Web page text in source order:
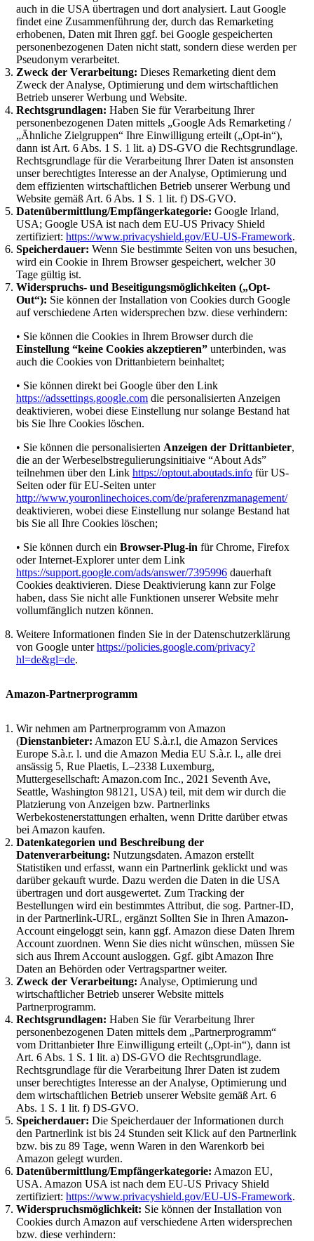
auch in die USA übertragen und dort analysiert. Laut Google
findet eine Zusammenführung der, durch das Remarketing
erhobenen, Daten mit Ihren ggf. bei Google gespeicherten
personenbezogenen Daten nicht statt, sondern diese werden per
Pseudonym verarbeitet.
Zweck der Verarbeitung: Dieses Remarketing dient dem
Zweck der Analyse, Optimierung und dem wirtschaftlichen
Betrieb unserer Werbung und Website.
Rechtsgrundlagen: Haben Sie für Verarbeitung Ihrer
personenbezogenen Daten mittels „Google Ads Remarketing /
„Ähnliche Zielgruppen“ Ihre Einwilligung erteilt („Opt-in“),
dann ist Art. 6 Abs. 1 S. 1 lit. a) DS-GVO die Rechtsgrundlage.
Rechtsgrundlage für die Verarbeitung Ihrer Daten ist ansonsten
unser berechtigtes Interesse an der Analyse, Optimierung und
dem effizienten wirtschaftlichen Betrieb unserer Werbung und
Website gemäß Art. 6 Abs. 1 S. 1 lit. f) DS-GVO.
Datenübermittlung/Empfängerkategorie: Google Irland,
USA; Google USA ist nach dem EU-US Privacy Shield
zertifiziert: https://www.privacyshield.gov/EU-US-Framework.
Speicherdauer: Wenn Sie bestimmte Seiten von uns besuchen,
wird ein Cookie in Ihrem Browser gespeichert, welcher 30
Tage gültig ist.
Widerspruchs- und Beseitigungsmöglichkeiten („Opt-
Out“): Sie können der Installation von Cookies durch Google
auf verschiedene Arten widersprechen bzw. diese verhindern:
• Sie können die Cookies in Ihrem Browser durch die
Einstellung “keine Cookies akzeptieren” unterbinden, was
auch die Cookies von Drittanbietern beinhaltet;
• Sie können direkt bei Google über den Link
https://adssettings.google.com die personalisierten Anzeigen
deaktivieren, wobei diese Einstellung nur solange Bestand hat
bis Sie Ihre Cookies löschen.
• Sie können die personalisierten Anzeigen der Drittanbieter,
die an der Werbeselbstregulierungsinitiaive “About Ads”
teilnehmen über den Link https://optout.aboutads.info für US-
Seiten oder für EU-Seiten unter
http://www.youronlinechoices.com/de/praferenzmanagement/
deaktivieren, wobei diese Einstellung nur solange Bestand hat
bis Sie all Ihre Cookies löschen;
• Sie können durch ein Browser-Plug-in für Chrome, Firefox
oder Internet-Explorer unter dem Link
https://support.google.com/ads/answer/7395996 dauerhaft
Cookies deaktivieren. Diese Deaktivierung kann zur Folge
haben, dass Sie nicht alle Funktionen unserer Website mehr
vollumfänglich nutzen können.
Weitere Informationen finden Sie in der Datenschutzerklärung
von Google unterhttps://policies.google.com/privacy?
hl=de&gl=de.
Amazon-Partnerprogramm
Wir nehmen am Partnerprogramm von Amazon
(Dienstanbieter: Amazon EU S.à.r.l, die Amazon Services
Europe S.à.r. l. und die Amazon Media EU S.à.r. l., alle drei
ansässig 5, Rue Plaetis, L–2338 Luxemburg,
Muttergesellschaft: Amazon.com Inc., 2021 Seventh Ave,
Seattle, Washington 98121, USA) teil, mit dem wir durch die
Platzierung von Anzeigen bzw. Partnerlinks
Werbekostenerstattungen erhalten, wenn Dritte darüber etwas
bei Amazon kaufen.
Datenkategorien und Beschreibung der
Datenverarbeitung: Nutzungsdaten. Amazon erstellt
Statistiken und erfasst, wann ein Partnerlink geklickt und was
darüber gekauft wurde. Dazu werden die Daten in die USA
übertragen und dort ausgewertet. Zum Tracking der
Bestellungen wird ein bestimmtes Attribut, die sog. Partner-ID,
in der Partnerlink-URL, ergänzt Sollten Sie in Ihren Amazon-
Account eingeloggt sein, kann ggf. Amazon diese Daten Ihrem
Account zuordnen. Wenn Sie dies nicht wünschen, müssen Sie
sich aus Ihrem Account ausloggen. Ggf. gibt Amazon Ihre
Daten an Behörden oder Vertragspartner weiter.
Zweck der Verarbeitung: Analyse, Optimierung und
wirtschaftlicher Betrieb unserer Website mittels
Partnerprogramm.
Rechtsgrundlagen: Haben Sie für Verarbeitung Ihrer
personenbezogenen Daten mittels dem „Partnerprogramm“
vom Drittanbieter Ihre Einwilligung erteilt („Opt-in“), dann ist
Art. 6 Abs. 1 S. 1 lit. a) DS-GVO die Rechtsgrundlage.
Rechtsgrundlage für die Verarbeitung Ihrer Daten ist zudem
unser berechtigtes Interesse an der Analyse, Optimierung und
dem wirtschaftlichen Betrieb unserer Website gemäß Art. 6
Abs. 1 S. 1 lit. f) DS-GVO.
Speicherdauer: Die Speicherdauer der Informationen durch
den Partnerlink ist bis 24 Stunden seit Klick auf den Partnerlink
bzw. bis zu 89 Tage, wenn Waren in den Warenkorb bei
Amazon gelegt wurden.
Datenübermittlung/Empfängerkategorie: Amazon EU,
USA. Amazon USA ist nach dem EU-US Privacy Shield
zertifiziert: https://www.privacyshield.gov/EU-US-Framework.
Widerspruchsmöglichkeit: Sie können der Installation von
Cookies durch Amazon auf verschiedene Arten widersprechen
bzw. diese verhindern: